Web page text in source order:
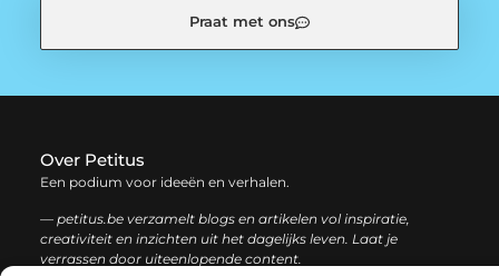
Praat met ons
Over Petitus
Een podium voor ideeën en verhalen.
— petitus.be verzamelt blogs en artikelen vol inspiratie,
creativiteit en inzichten uit het dagelijks leven. Laat je
verrassen door uiteenlopende content.